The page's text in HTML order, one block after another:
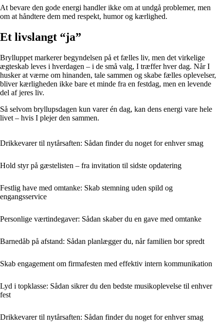
At bevare den gode energi handler ikke om at undgå problemer, men
om at håndtere dem med respekt, humor og kærlighed.
Et livslangt “ja”
Brylluppet markerer begyndelsen på et fælles liv, men det virkelige
ægteskab leves i hverdagen – i de små valg, I træffer hver dag. Når I
husker at værne om hinanden, tale sammen og skabe fælles oplevelser,
bliver kærligheden ikke bare et minde fra en festdag, men en levende
del af jeres liv.
Så selvom bryllupsdagen kun varer én dag, kan dens energi vare hele
livet – hvis I plejer den sammen.
Drikkevarer til nytårsaften: Sådan finder du noget for enhver smag
Hold styr på gæstelisten – fra invitation til sidste opdatering
Festlig have med omtanke: Skab stemning uden spild og
engangsservice
Personlige værtindegaver: Sådan skaber du en gave med omtanke
Barnedåb på afstand: Sådan planlægger du, når familien bor spredt
Skab engagement om firmafesten med effektiv intern kommunikation
Lyd i topklasse: Sådan sikrer du den bedste musikoplevelse til enhver
fest
Drikkevarer til nytårsaften: Sådan finder du noget for enhver smag